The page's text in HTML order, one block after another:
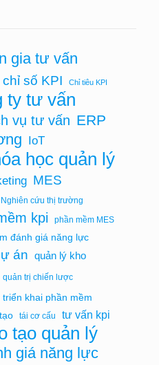
gia tư vấn
chỉ số KPI Chỉ tiêu KPI
ty tư vấn
vụ tư vấn ERP
IoT
học quản lý
MES
Nghiên cứu thị trường
kpi phần mềm MES
đánh giá năng lực
án quản lý kho
quản trị chiến lược
triển khai phần mềm
tái cơ cấu tư vấn kpi
tạo quản lý
giá năng lực